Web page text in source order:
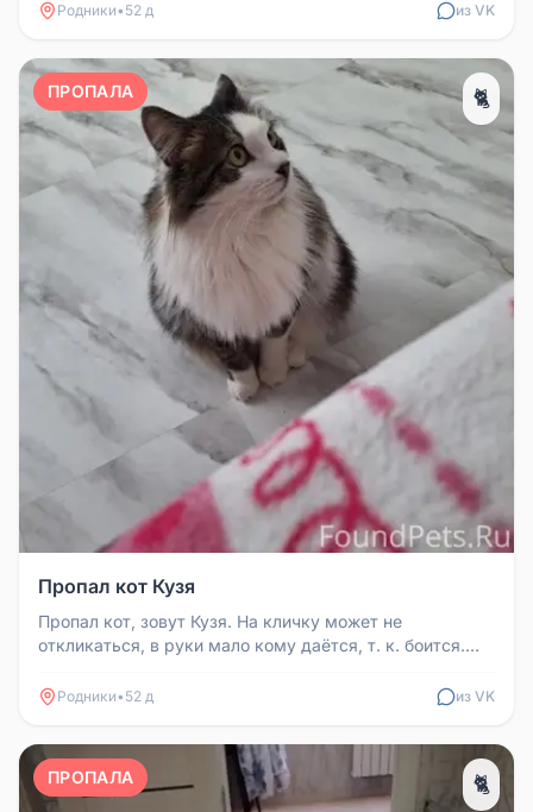
Родники• 52 д из VK
ПРОПАЛА 🐈
Пропал кот Кузя
Пропал кот, зовут Кузя. На кличку может не
откликаться, в руки мало кому даётся, т. к. боится.
Родники• 52 д из VK
ПРОПАЛА 🐈